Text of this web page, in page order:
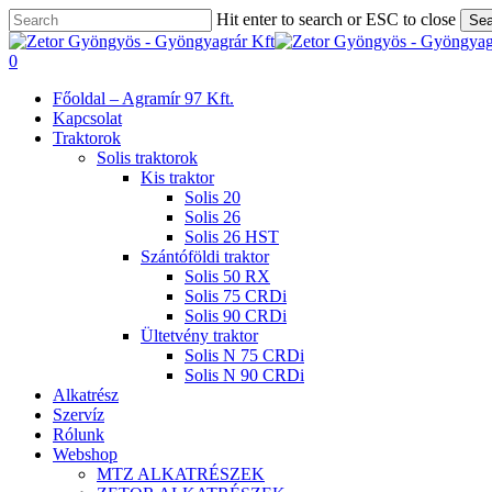
Skip
to
main
Hit enter to search or ESC to close
Close
Search
search
0
Főoldal – Agramír 97 Kft.
Kapcsolat
Traktorok
Solis traktorok
Kis traktor
Solis 20
Solis 26
Solis 26 HST
Szántóföldi traktor
Solis 50 RX
Solis 75 CRDi
Solis 90 CRDi
Ültetvény traktor
Solis N 75 CRDi
Solis N 90 CRDi
Alkatrész
Szervíz
Rólunk
Webshop
MTZ ALKATRÉSZEK